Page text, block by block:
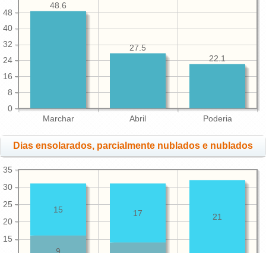
Marchar Abril Poderia
0
8
16
24
32
40
48
22.1
27.5
48.6
Dias ensolarados, parcialmente nublados e nublados
15
20
25
30
35
21
17
15